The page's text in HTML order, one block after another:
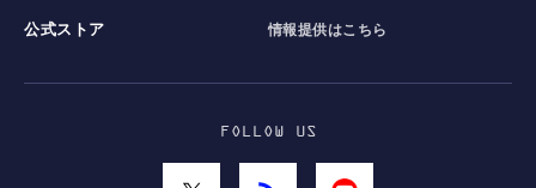
公式ストア 情報提供はこちら
FOLLOW US